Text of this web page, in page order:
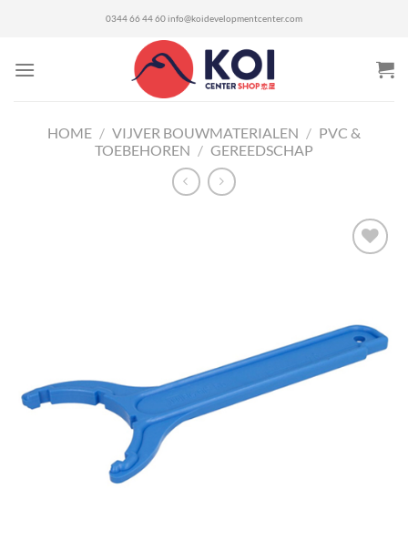
0344 66 44 60 info@koidevelopmentcenter.com
HOME / VIJVER BOUWMATERIALEN / PVC &
TOEBEHOREN / GEREEDSCHAP